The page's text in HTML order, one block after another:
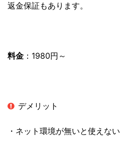
返金保証もあります。
料金 ：1980円～
デメリット
・ネット環境が無いと使えない